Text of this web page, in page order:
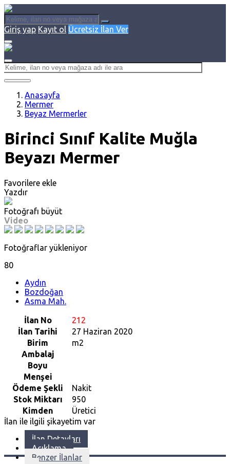
Giriş yap Kayıt ol Ücretsiz İlan Ver
Anasayfa
Mermer
Beyaz Mermerler
Birinci Sınıf Kalite Muğla
Beyazı Mermer
Favorilere ekle
Yazdır
Fotoğrafı büyüt
Video
Fotoğraflar yükleniyor
80
Aydın
Bozdoğan
Asma Mah.
İlan No
212
İlan Tarihi
27 Haziran 2020
Birim
m2
Ambalaj
Boyu
Menşei
Ödeme Şekli
Nakit
Stok Miktarı
950
Kimden
Üretici
İlan ile ilgili şikayetim var
İlan Detayları
Açıklama
Benzer İlanlar